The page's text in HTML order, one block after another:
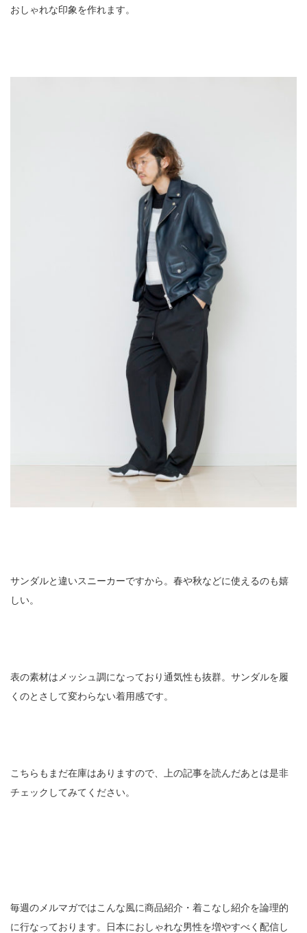
おしゃれな印象を作れます。
サンダルと違いスニーカーですから。春や秋などに使えるのも嬉
しい。
表の素材はメッシュ調になっており通気性も抜群。サンダルを履
くのとさして変わらない着用感です。
こちらもまだ在庫はありますので、上の記事を読んだあとは是非
チェックしてみてください。
毎週のメルマガではこんな風に商品紹介・着こなし紹介を論理的
に行なっております。日本におしゃれな男性を増やすべく配信し